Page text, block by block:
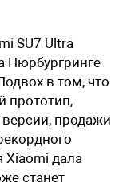
SU7 Ultra
Нюрбургринге
в том, что
прототип,
продажи
Xiaomi дала
станет